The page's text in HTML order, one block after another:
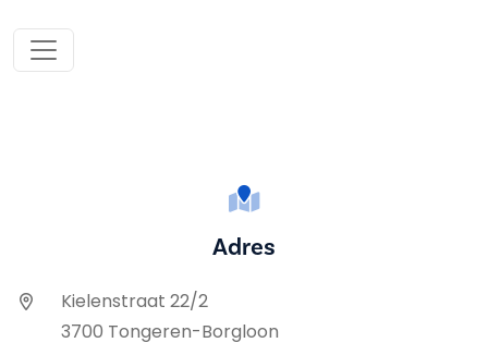
Adres
Kielenstraat 22/2
3700 Tongeren-Borgloon